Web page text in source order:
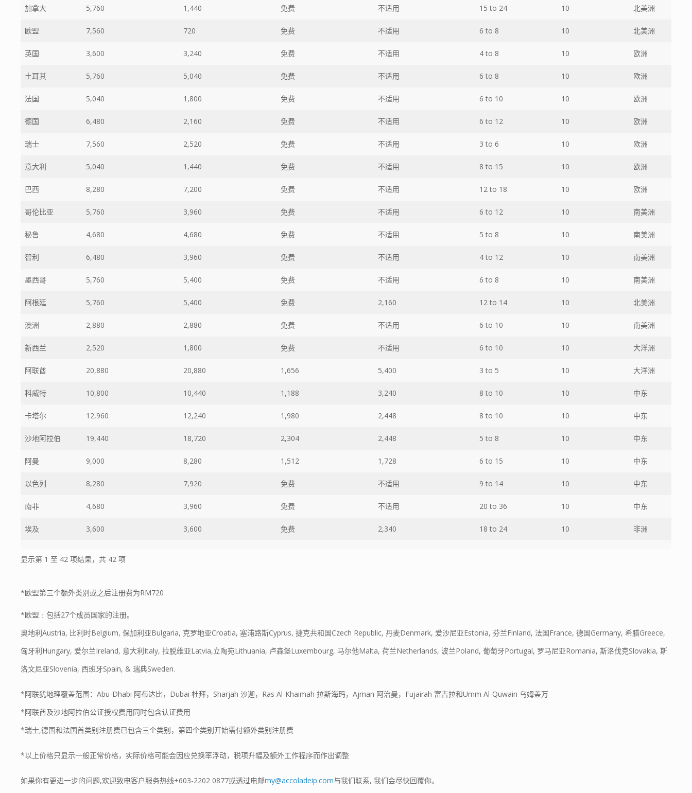
加拿大 5,760 1,440 免费 不适用 15 to 24 10 北美洲
欧盟 7,560 720 免费 不适用 6 to 8 10 北美洲
英国 3,600 3,240 免费 不适用 4 to 8 10 欧洲
土耳其 5,760 5,040 免费 不适用 6 to 8 10 欧洲
法国 5,040 1,800 免费 不适用 6 to 10 10 欧洲
德国 6,480 2,160 免费 不适用 6 to 12 10 欧洲
瑞士 7,560 2,520 免费 不适用 3 to 6 10 欧洲
意大利 5,040 1,440 免费 不适用 8 to 15 10 欧洲
巴西 8,280 7,200 免费 不适用 12 to 18 10 欧洲
哥伦比亚 5,760 3,960 免费 不适用 6 to 12 10 南美洲
秘鲁 4,680 4,680 免费 不适用 5 to 8 10 南美洲
智利 6,480 3,960 免费 不适用 4 to 12 10 南美洲
墨西哥 5,760 5,400 免费 不适用 6 to 8 10 南美洲
阿根廷 5,760 5,400 免费 2,160 12 to 14 10 北美洲
澳洲 2,880 2,880 免费 不适用 6 to 10 10 南美洲
新西兰 2,520 1,800 免费 不适用 6 to 10 10 大洋洲
阿联酋 20,880 20,880 1,656 5,400 3 to 5 10 大洋洲
科威特 10,800 10,440 1,188 3,240 8 to 10 10 中东
卡塔尔 12,960 12,240 1,980 2,448 8 to 10 10 中东
沙地阿拉伯 19,440 18,720 2,304 2,448 5 to 8 10 中东
阿曼 9,000 8,280 1,512 1,728 6 to 15 10 中东
以色列 8,280 7,920 免费 不适用 9 to 14 10 中东
南非 4,680 3,960 免费 不适用 20 to 36 10 中东
埃及 3,600 3,600 免费 2,340 18 to 24 10 非洲
显示第 1 至 42 项结果，共 42 项
*欧盟第三个额外类别或之后注册费为RM720
*欧盟﹕包括27个成员国家的注册。
奥地利Austria, 比利时Belgium, 保加利亚Bulgaria, 克罗地亚Croatia, 塞浦路斯Cyprus, 捷克共和国Czech Republic, 丹麦Denmark, 爱沙尼亚Estonia, 芬兰Finland, 法国France, 德国Germany, 希腊Greece,
匈牙利Hungary, 爱尔兰Ireland, 意大利Italy, 拉脱维亚Latvia,立陶宛Lithuania, 卢森堡Luxembourg, 马尔他Malta, 荷兰Netherlands, 波兰Poland, 葡萄牙Portugal, 罗马尼亚Romania, 斯洛伐克Slovakia, 斯
洛文尼亚Slovenia, 西班牙Spain, & 瑞典Sweden.
*阿联犹地理覆盖范围：Abu-Dhabi 阿布达比，Dubai 杜拜，Sharjah 沙迦，Ras Al-Khaimah 拉斯海玛，Ajman 阿治曼，Fujairah 富吉拉和Umm Al-Quwain 乌姆盖万
*阿联酋及沙地阿拉伯公证授权费用同时包含认证费用
*瑞士,德国和法国首类别注册费已包含三个类别，第四个类别开始需付额外类别注册费
*以上价格只显示一般正常价格，实际价格可能会因应兑换率浮动，税项升幅及额外工作程序而作出调整
如果你有更进一步的问题,欢迎致电客户服务热线+603-2202 0877或透过电邮my@accoladeip.com与我们联系, 我们会尽快回覆你。